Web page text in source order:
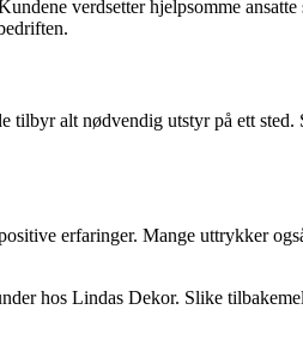
verdsetter hjelpsomme
alt nødvendig utstyr på ett
erfaringer. Mange uttrykker
hos Lindas Dekor. Slike